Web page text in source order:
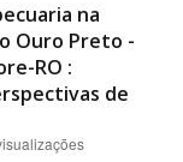
na
Ouro Preto -
RO :
de